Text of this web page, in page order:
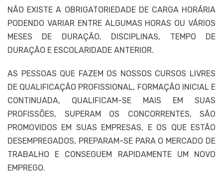
NÃO EXISTE A OBRIGATORIEDADE DE CARGA HORÁRIA
PODENDO VARIAR ENTRE ALGUMAS HORAS OU VÁRIOS
MESES DE DURAÇÃO, DISCIPLINAS, TEMPO DE
DURAÇÃO E ESCOLARIDADE ANTERIOR.
AS PESSOAS QUE FAZEM OS NOSSOS CURSOS LIVRES
DE QUALIFICAÇÃO PROFISSIONAL, FORMAÇÃO INICIAL E
CONTINUADA, QUALIFICAM-SE MAIS EM SUAS
PROFISSÕES, SUPERAM OS CONCORRENTES, SÃO
PROMOVIDOS EM SUAS EMPRESAS, E OS QUE ESTÃO
DESEMPREGADOS, PREPARAM-SE PARA O MERCADO DE
TRABALHO E CONSEGUEM RAPIDAMENTE UM NOVO
EMPREGO.